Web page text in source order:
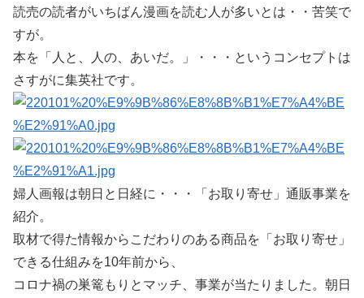
読売の読者がいちばん漫画を読む人が多いとは・・苦笑で
すが。
本を「人と、人の、あいだ。」・・・というコンセプトは
さすがに集英社です。
婦人画報は朝日と日経に・・・「お取り寄せ」通販事業を
紹介。
取材で得た情報からこだわりのある商品を「お取り寄せ」
できる仕組みを10年前から、
コロナ禍の巣篭もりとマッチ、事業が当たりました。朝日